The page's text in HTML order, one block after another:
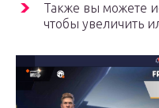
Также вы можете
чтобы увеличить